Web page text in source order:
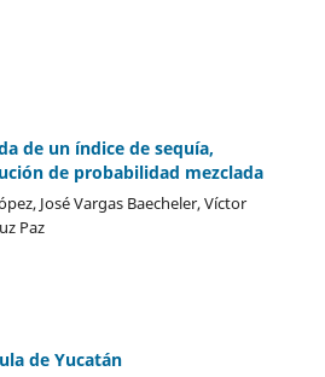
de un índice de sequía,
de probabilidad mezclada
José Vargas Baecheler, Víctor
Paz
de Yucatán